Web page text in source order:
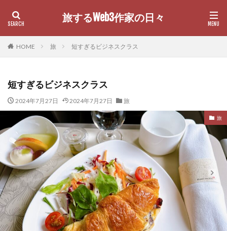
旅するWeb3作家の日々
HOME 旅 短すぎるビジネスクラス
短すぎるビジネスクラス
2024年7月27日 2024年7月27日 旅
旅
検索